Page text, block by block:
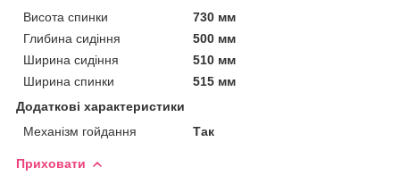
Висота спинки
730 мм
Глибина сидіння
500 мм
Ширина сидіння
510 мм
Ширина спинки
515 мм
Додаткові характеристики
Механізм гойдання
Так
Приховати